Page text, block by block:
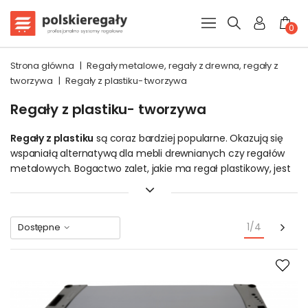
0
Strona główna | Regały metalowe, regały z drewna, regały z
tworzywa | Regały z plastiku- tworzywa
Regały z plastiku- tworzywa
Regały z plastiku są coraz bardziej popularne. Okazują się
wspaniałą alternatywą dla mebli drewnianych czy regałów
metalowych. Bogactwo zalet, jakie ma regał plastikowy, jest
ten jest łatwy w obróbce. Wystarczy piłka do metalu
(brzeszczot), aby przyciąć półki na szerokość czy filary na
ciekawe rozbudowane ścianki regałowe według własnego
zaopatrzone w organizery do przechowywanianarzędzi
w przypadku regałów Jupiter i Tytan.
Dostępne 1/4